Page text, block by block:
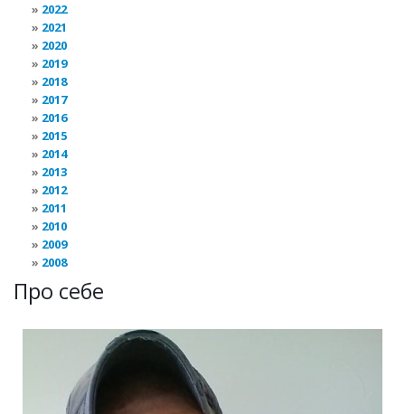
2022
2021
2020
2019
2018
2017
2016
2015
2014
2013
2012
2011
2010
2009
2008
Про себе